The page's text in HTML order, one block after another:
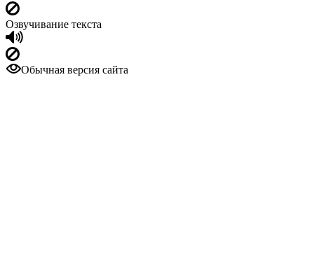
Озвучивание текста
Обычная версия сайта